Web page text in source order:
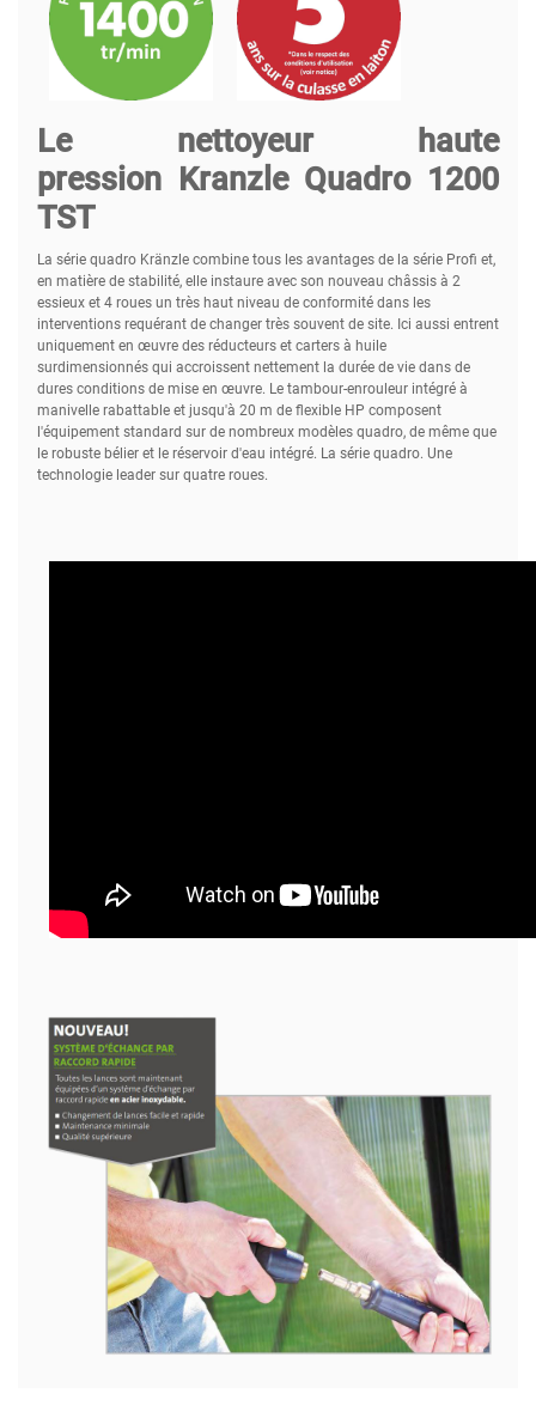
Le nettoyeur haute
pression Kranzle Quadro 1200
TST
La série quadro Kränzle combine tous les avantages de la série Profi et,
en matière de stabilité, elle instaure avec son nouveau châssis à 2
essieux et 4 roues un très haut niveau de conformité dans les
interventions requérant de changer très souvent de site. Ici aussi entrent
uniquement en œuvre des réducteurs et carters à huile
surdimensionnés qui accroissent nettement la durée de vie dans de
dures conditions de mise en œuvre. Le tambour-enrouleur intégré à
manivelle rabattable et jusqu'à 20 m de flexible HP composent
l'équipement standard sur de nombreux modèles quadro, de même que
le robuste bélier et le réservoir d'eau intégré. La série quadro. Une
technologie leader sur quatre roues.